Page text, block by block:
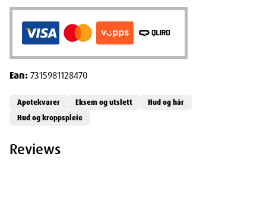
Ean:7315981128470
Apotekvarer Eksem og utslett
Hud og hår
Hud og kroppspleie
Reviews